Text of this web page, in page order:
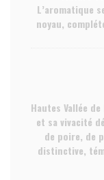
L’aromatique
noyau,
Hautes Vallée
et sa vivacité
de poire, de
distinctive,